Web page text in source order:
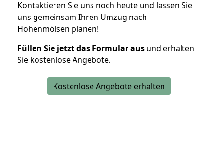
Kontaktieren Sie uns noch heute und lassen Sie
uns gemeinsam Ihren Umzug nach
Hohenmölsen planen!
Füllen Sie jetzt das Formular aus und erhalten
Sie kostenlose Angebote.
Kostenlose Angebote erhalten